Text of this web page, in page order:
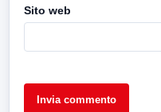
Sito web